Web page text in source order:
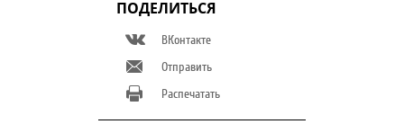
ПОДЕЛИТЬСЯ
ВКонтакте
Отправить
Распечатать